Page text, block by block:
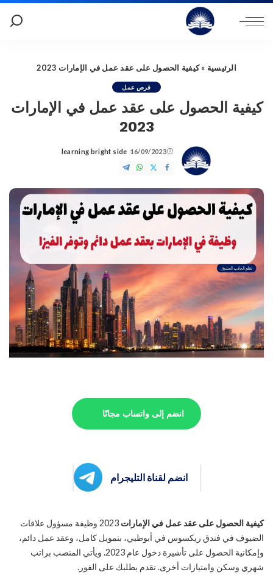
الرئيسية »كيفية الحصول على عقد عمل في الإمارات 2023
فرص عمل
كيفية الحصول على عقد عمل في الإمارات
2023
16/09/2023
Posted
by
learning bright side
انضم إلى واتساب مجانًا
انضم لقناة التليجرام
كيفية الحصول على عقد عمل في الإمارات
2023 وظيفة مسؤول علاقات
الضيوف في فندق ريكسوس في أبوظبي، بتمويل كامل، وعقد عمل دائم،
وإمكانية الحصول على تأشيرة دخول عام 2023. ويأتي المنصب براتب
شهري وسكن وامتيازات أخرى. تقدم بطلبك على الفور.